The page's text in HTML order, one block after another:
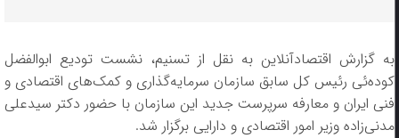
به گزارش اقتصادآنلاین به نقل از تسنیم، نشست تودیع ابوالفضل
کوده‌ئی رئیس کل سابق سازمان سرمایه‌گذاری و کمک‌های اقتصادی و
فنی ایران و معارفه سرپرست جدید این سازمان با حضور دکتر سیدعلی
مدنی‌زاده وزیر امور اقتصادی و دارایی برگزار شد.